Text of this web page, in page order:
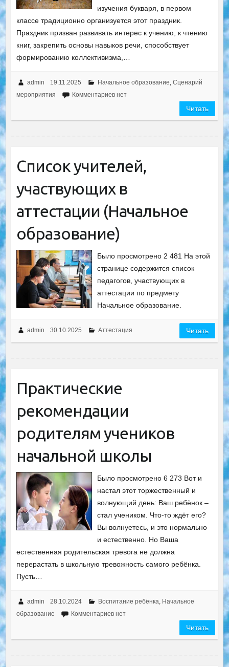
изучения букваря, в первом
классе традиционно организуется этот праздник.
Праздник призван развивать интерес к учению, к чтению
книг, закрепить основы навыков речи, способствует
формированию коллективизма,…
admin 19.11.2025 Начальное образование, Сценарий
мероприятия
Комментариев нет
Читать
Список учителей,
участвующих в
аттестации (Начальное
образование)
Было просмотрено 2 481 На этой
странице содержится список
педагогов, участвующих в
аттестации по предмету
Начальное образование.
admin 30.10.2025 Аттестация Читать
Практические
рекомендации
родителям учеников
начальной школы
Было просмотрено 6 273 Вот и
настал этот торжественный и
волнующий день: Ваш ребёнок –
стал учеником. Что-то ждёт его?
Вы волнуетесь, и это нормально
и естественно. Но Ваша
естественная родительская тревога не должна
перерастать в школьную тревожность самого ребёнка.
Пусть…
admin 28.10.2024 Воспитание ребёнка, Начальное
образование
Комментариев нет
Читать